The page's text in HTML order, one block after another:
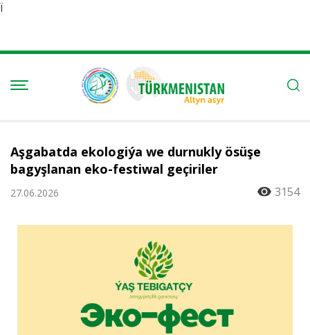
Ï
Aşgabatda ekologiýa we durnukly ösüşe
bagyşlanan eko-festiwal geçiriler
27.06.2026 3154